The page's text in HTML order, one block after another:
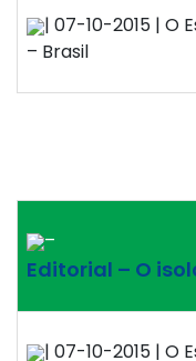
| 07-10-2015 | O
– Brasil
–
Editorial – O
| 07-10-2015 | O